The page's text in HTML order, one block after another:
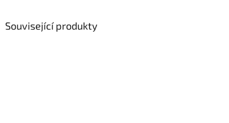
Související produkty